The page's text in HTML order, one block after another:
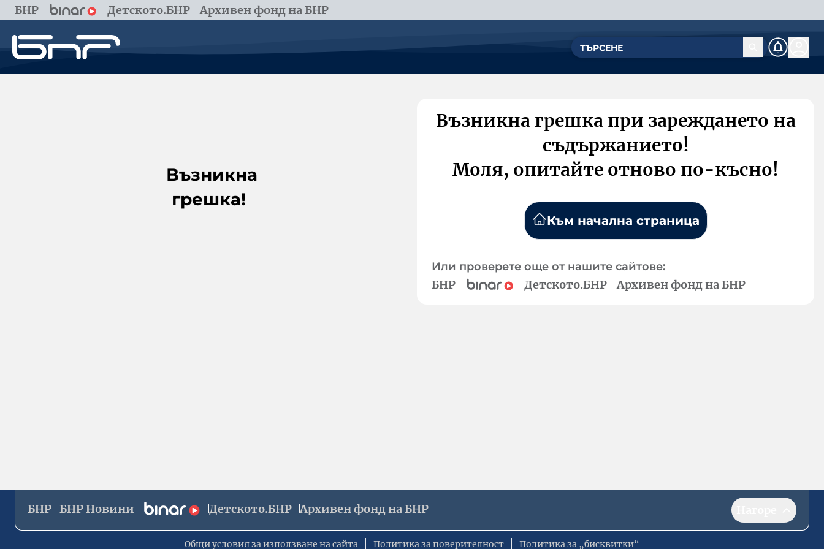
БНР Детското.БНР Архивен фонд на БНР
Възникна
грешка!
Възникна грешка при зареждането на
съдържанието!
Моля, опитайте отново по-късно!
Към начална страница
Или проверете още от нашите сайтове:
БНР Детското.БНР Архивен фонд на БНР
БНР БНР Новини Детското.БНР Архивен фонд на БНР
Общи условия за използване на сайта Политика за поверителност Политика за „бисквитки“